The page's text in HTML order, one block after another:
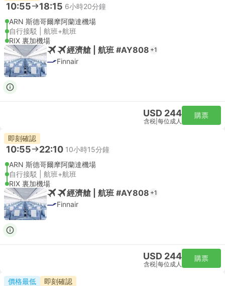
10:55 18:15 6小時20分鐘
ARN 斯德哥爾摩阿蘭達機場
自行接駁 | 航班+航班
RIX 裏加機場
經濟艙 | 航班 #AY808 +1
Finnair
USD 244
含税 每位成人
購票
即刻確認
10:55 22:10 10小時15分鐘
ARN 斯德哥爾摩阿蘭達機場
自行接駁 | 航班+航班
RIX 裏加機場
經濟艙 | 航班 #AY808 +1
Finnair
USD 244
含税 每位成人
購票
價格最低 即刻確認